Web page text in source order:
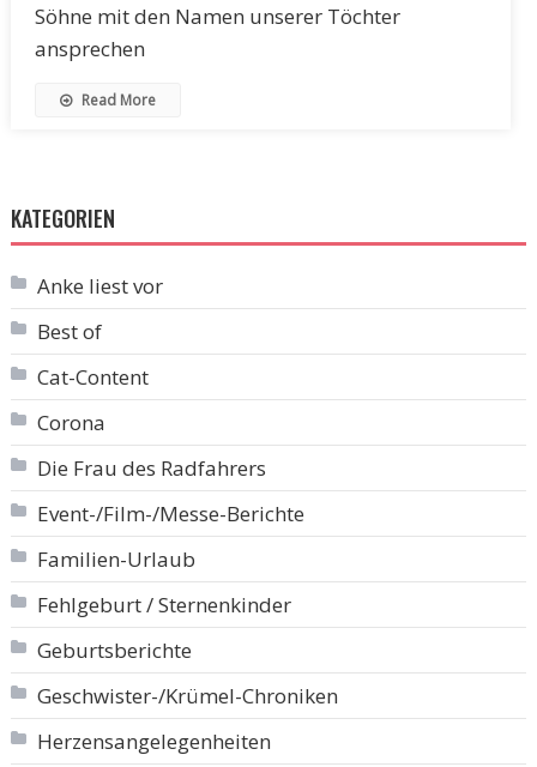
Söhne mit den Namen unserer Töchter
ansprechen
Read More
KATEGORIEN
Anke liest vor
Best of
Cat-Content
Corona
Die Frau des Radfahrers
Event-/Film-/Messe-Berichte
Familien-Urlaub
Fehlgeburt / Sternenkinder
Geburtsberichte
Geschwister-/Krümel-Chroniken
Herzensangelegenheiten